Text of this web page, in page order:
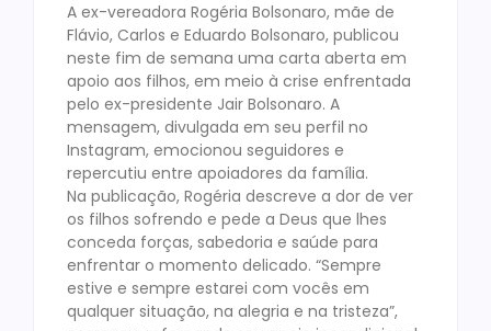
A ex-vereadora Rogéria Bolsonaro, mãe de
Flávio, Carlos e Eduardo Bolsonaro, publicou
neste fim de semana uma carta aberta em
apoio aos filhos, em meio à crise enfrentada
pelo ex-presidente Jair Bolsonaro. A
mensagem, divulgada em seu perfil no
Instagram, emocionou seguidores e
repercutiu entre apoiadores da família.
Na publicação, Rogéria descreve a dor de ver
os filhos sofrendo e pede a Deus que lhes
conceda forças, sabedoria e saúde para
enfrentar o momento delicado. “Sempre
estive e sempre estarei com vocês em
qualquer situação, na alegria e na tristeza”,